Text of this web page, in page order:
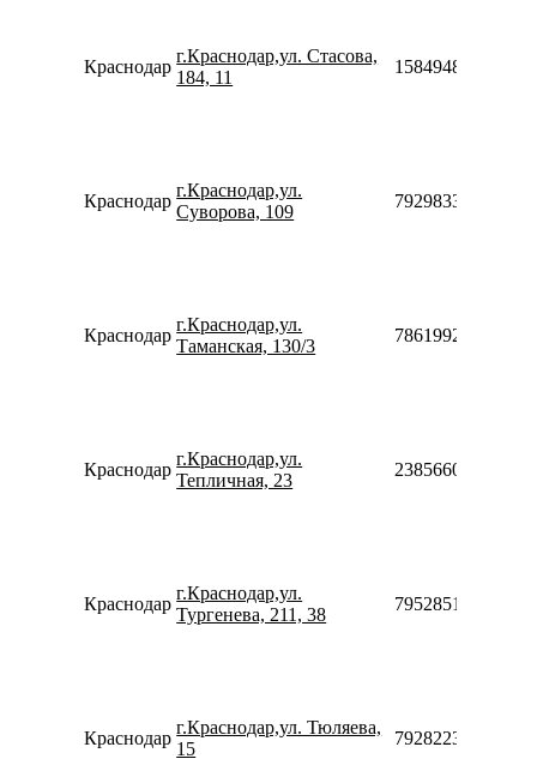
Краснодар
г.Краснодар,ул. Стасова,
184, 11
158494879696
Краснодар
г.Краснодар,ул.
Суворова, 109
79298333154
Краснодар
г.Краснодар,ул.
Таманская, 130/3
78619920566
Краснодар
г.Краснодар,ул.
Тепличная, 23
238566024244
Краснодар
г.Краснодар,ул.
Тургенева, 211, 38
79528518560
Краснодар
г.Краснодар,ул. Тюляева,
15